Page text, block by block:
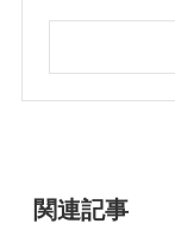
関連記事